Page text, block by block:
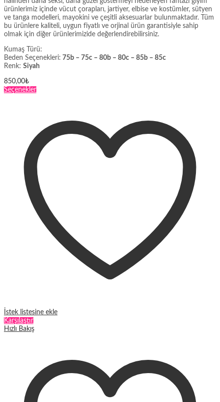
ürünlerimiz içinde vücut çorapları, jartiyer, elbise ve kostümler, sütyen
ve tanga modelleri, mayokini ve çeşitli aksesuarlar bulunmaktadır. Tüm
bu ürünlere kaliteli, uygun fiyatlı ve orjinal ürün garantisiyle sahip
olmak için diğer ürünlerimizide değerlendirebilirsiniz.
Kumaş Türü:
Beden Seçenekleri: 75b – 75c – 80b – 80c – 85b – 85c
Renk: Siyah
850,00₺
SeçeneklerBu
varyasyonu
var.
Seçenekler
ürün
sayfasından
seçilebilir
İstek listesine ekle
Karşılaştır
Hızlı Bakış